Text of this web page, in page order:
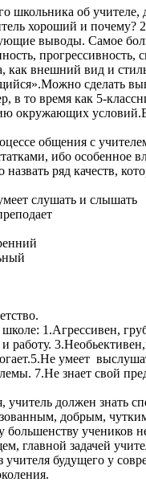
об
хороший и
выводы. Самое
как внешний вид и
сделать
то время как 5-
окружающих
общения с
ибо особенное
ряд качеств,
слушать и слышать
1.Агрессивен,
работу.
умеет
7.Не знает свой
должен знать
добрым,
учеников
главной задачей
будущего у